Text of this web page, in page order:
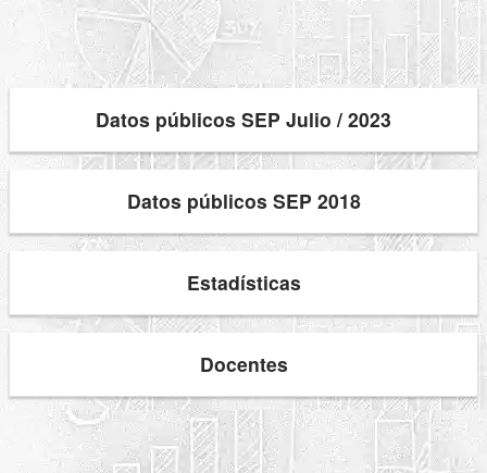
Datos públicos SEP Julio / 2023
Datos públicos SEP 2018
Estadísticas
Docentes